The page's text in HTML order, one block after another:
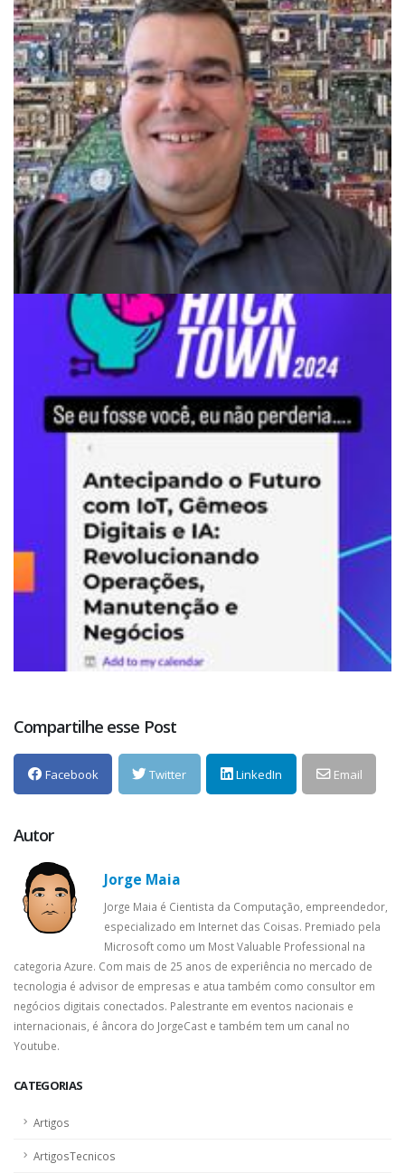
CATEGORIAS
Artigos
ArtigosTecnicos
Compartilhe esse Post
Facebook Twitter LinkedIn Email
Autor
Jorge Maia
Jorge Maia é Cientista da Computação, empreendedor,
especializado em Internet das Coisas. Premiado pela
Microsoft como um Most Valuable Professional na
categoria Azure. Com mais de 25 anos de experiência no mercado de
tecnologia é advisor de empresas e atua também como consultor em
negócios digitais conectados. Palestrante em eventos nacionais e
internacionais, é âncora do JorgeCast e também tem um canal no
Youtube.